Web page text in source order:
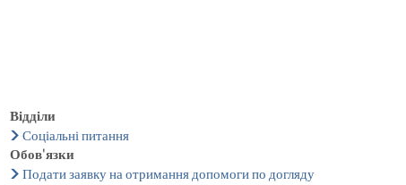
Відділи
Соціальні питання
Обов'язки
Подати заявку на отримання допомоги по догляду